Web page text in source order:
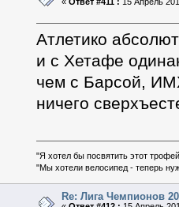
Атлетико
и с Хетафе
чем с Барсой,
ничего
"Я хотел бы посвятить этот
"Мы хотели велосипед - теперь
Re: Лига Чемпионов